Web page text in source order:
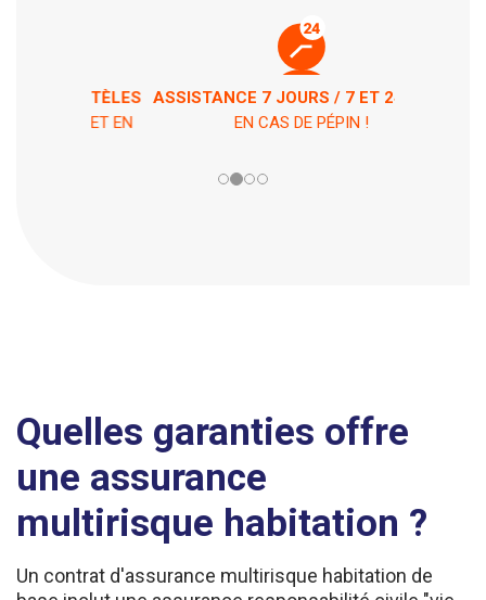
ASSISTANCE 7 JOURS / 7 ET 24H / 24
EN CAS DE PÉPIN !
Quelles garanties offre
une assurance
multirisque habitation ?
Un contrat d'assurance multirisque habitation de
base inclut une assurance responsabilité civile "vie